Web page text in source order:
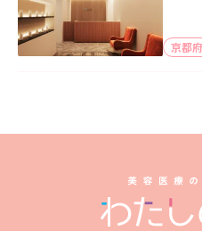
京都府